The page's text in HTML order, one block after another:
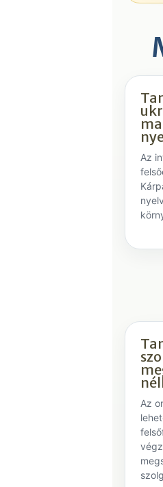
Az
Az